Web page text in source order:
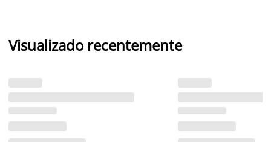
Visualizado recentemente